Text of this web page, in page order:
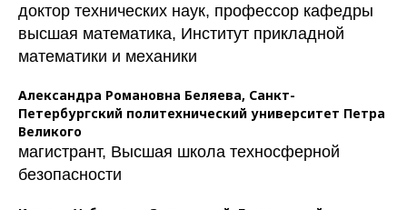
доктор технических наук, профессор кафедры
высшая математика, Институт прикладной
математики и механики
Александра Романовна Беляева, Санкт-
Петербургский политехнический университет Петра
Великого
магистрант, Высшая школа техносферной
безопасности